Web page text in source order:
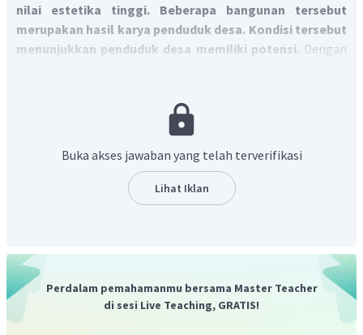
nilai estetika tinggi. Beberapa bangunan tersebut
merupakan hasil karya penduduk desa. Kondisi tersebut
menunjukkan penduduk desa memiliki potensi. Dengan
sebagai alat untuk menafkahi dirinya sehingga bisa
meningkatkan taraf hidupnya.
Buka akses jawaban yang telah terverifikasi
Lihat Iklan
Perdalam pemahamanmu bersama Master Teacher
di sesi Live Teaching, GRATIS!